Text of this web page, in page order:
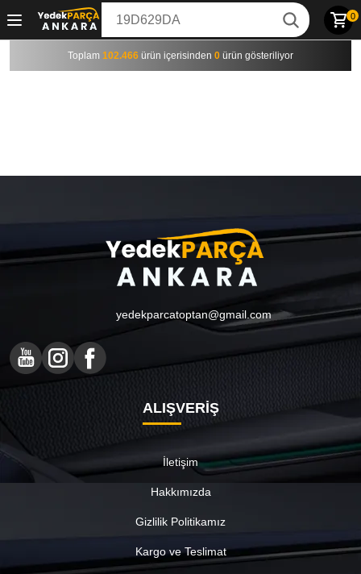
0
Toplam 102.466 ürün içerisinden 0 ürün gösteriliyor
yedekparcatoptan@gmail.com
ALIŞVERİŞ
İletişim
Hakkımızda
Gizlilik Politikamız
Kargo ve Teslimat